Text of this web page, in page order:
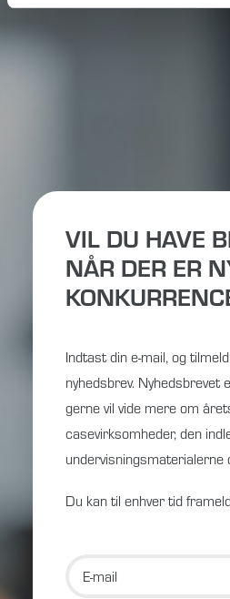
VIL DU HAVE
NÅR DER ER
Indtast din e-mail, og
nyhedsbrev. Nyhedsbrevet
gerne vil vide mere om
casevirksomheder, den
undervisningsmaterialerne
Du kan til enhver tid
mail(Påkrævet)